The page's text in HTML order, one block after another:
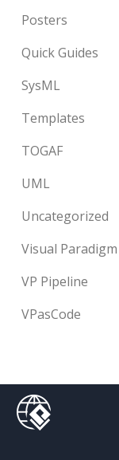
Posters
Quick Guides
SysML
Templates
TOGAF
UML
Uncategorized
Visual Paradigm
VP Pipeline
VPasCode